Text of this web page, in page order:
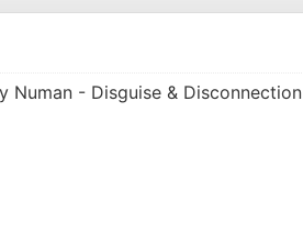
Numan - Disguise & Disconnection